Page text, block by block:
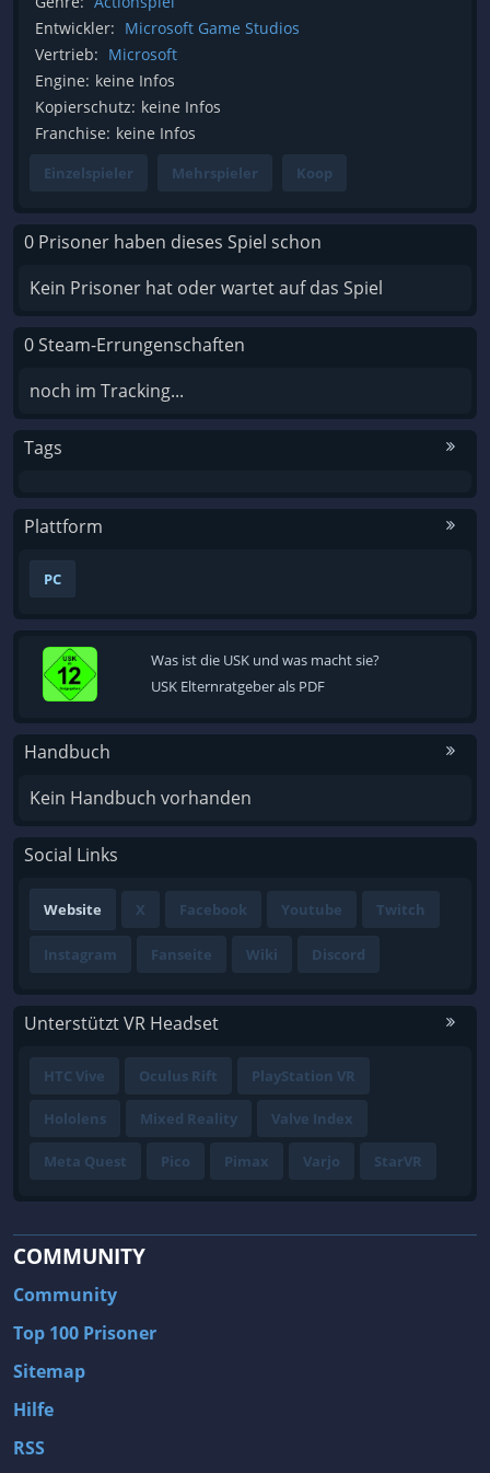
Entwickler: Microsoft Game Studios
Vertrieb: Microsoft
Engine: keine Infos
Kopierschutz: keine Infos
Franchise: keine Infos
Einzelspieler Mehrspieler Koop
0 Prisoner haben dieses Spiel schon
Kein Prisoner hat oder wartet auf das Spiel
0 Steam-Errungenschaften
noch im Tracking...
Tags
Plattform
PC
Was ist die USK und was macht sie?
USK Elternratgeber als PDF
Handbuch
Kein Handbuch vorhanden
Social Links
Website X Facebook Youtube Twitch
Instagram Fanseite Wiki Discord
Unterstützt VR Headset
HTC Vive Oculus Rift PlayStation VR
Hololens Mixed Reality Valve Index
Meta Quest Pico Pimax Varjo StarVR
COMMUNITY
Community
Top 100 Prisoner
Sitemap
Hilfe
RSS